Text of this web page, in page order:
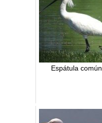
Espátula común